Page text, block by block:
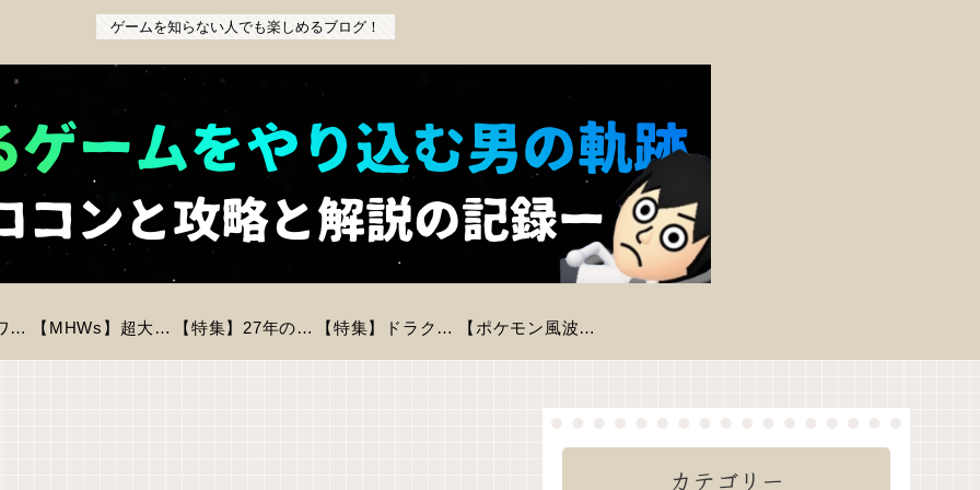
ゲームを知らない人でも楽しめるブログ！
【特集】『パワフルプロ野球2026-2027』前作からの変更点と新モードを徹底解説！初心者も安心の進化とは？ 【MHWs】超大型拡張コンテンツ「アセンダンス」が2027年に登場！全貌と新要素を徹底解説 【特集】27年の時を経てリメイク「バイオハザードREベロニカ」が登場！気になる情報をピックアップ！ 【特集】ドラクエモンスターズ4が今冬に発売決定！登場モンスター数は？判明している情報まとめ 【ポケモン風波】現時点で判明している登場ポケモン一覧
カテゴリー